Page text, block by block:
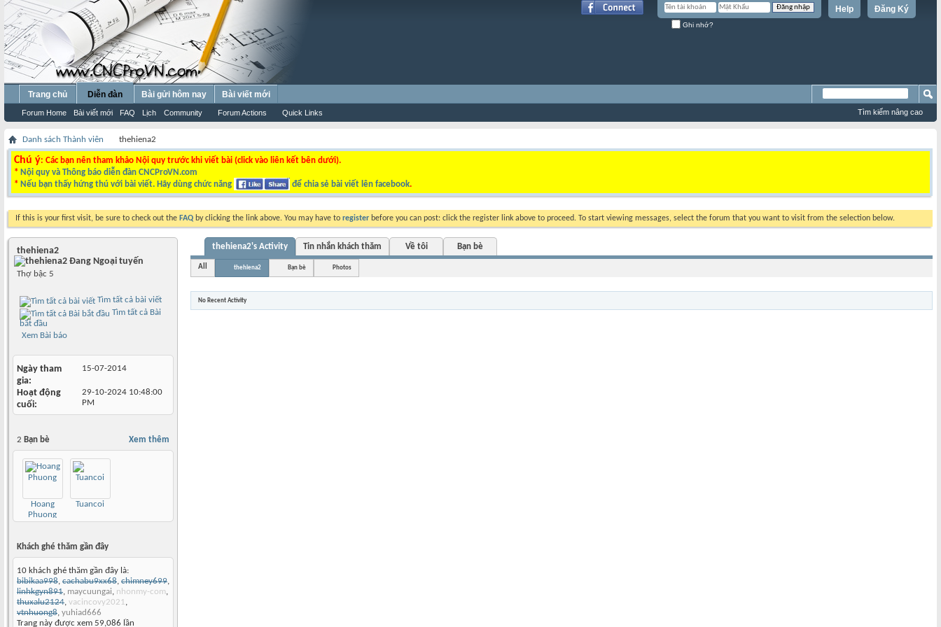
Đăng Ký
Help
Ghi nhớ?
Trang chủ Diễn đàn
Forum Home Bài viết mới FAQ Lịch Community Forum Actions Quick Links
Bài gửi hôm nay Bài viết mới
Tìm kiếm nâng cao
Danh sách Thành viên thehiena2
Chú ý: Các bạn nên tham khảo Nội quy trước khi viết bài (click vào liên kết bên dưới).
* Nội quy và Thông báo diễn đàn CNCProVN.com
* Nếu bạn thấy hứng thú với bài viết. Hãy dùng chức năng để chia sẻ bài viết lên facebook.
If this is your first visit, be sure to check out the FAQ by clicking the link above. You may have to register before you can post: click the register link above to proceed. To start viewing messages, select the forum that you want to visit from the selection below.
thehiena2
Thợ bậc 5
Tìm tất cả bài viết
Tìm tất cả Bài
bắt đầu
Xem Bài báo
Ngày tham
gia
15-07-2014
Hoạt động
cuối
29-10-2024 10:48:00
PM
Xem thêm
2 Bạn bè
Hoang
Phuong
Tuancoi
Khách ghé thăm gần đây
10 khách ghé thăm gần đây là:
bibikaa998, cachabu9xx68, chimney699,
linhkgyn891, maycuungai, nhonmy-com,
thuxalu2124, vacincovy2021,
vtnhuong8, yuhiad666
Trang này được xem 59,086 lần
thehiena2's Activity Tin nhắn khách thăm Về tôi Bạn bè
All thehiena2 Bạn bè Photos
No Recent Activity